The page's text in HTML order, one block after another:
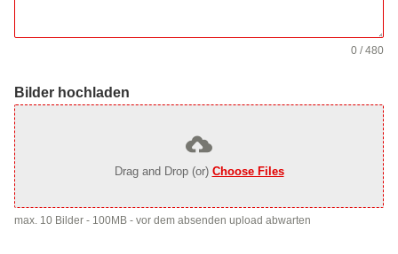
0 / 480
Bilder hochladen
Drag and Drop (or) Choose Files
max. 10 Bilder - 100MB - vor dem absenden upload abwarten